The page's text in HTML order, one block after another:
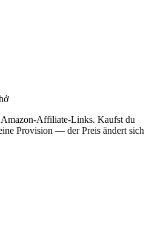
Affiliate-Links. Kaufst du
Provision — der Preis ändert sich